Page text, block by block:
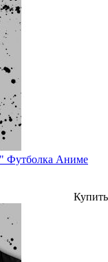
Футболка Аниме
Купить